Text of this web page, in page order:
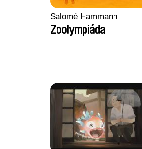
Salomé Hammann
Zoolympiáda